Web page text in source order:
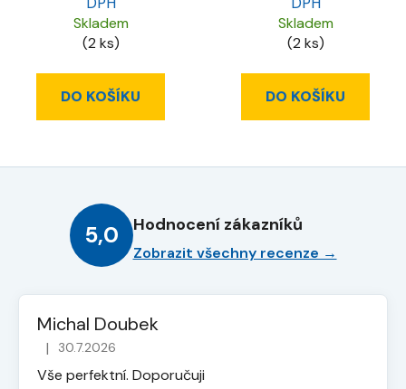
Skladem
(2 ks)
DO KOŠÍKU
Skladem
(2 ks)
DO KOŠÍKU
5,0 Hodnocení zákazníků
Zobrazit všechny recenze →
Michal Doubek
Hodnocení obchodu je 5 z 5 hvězdiček.
| 30.7.2026
Vše perfektní. Doporučuji